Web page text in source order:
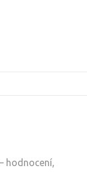
hodnocení,